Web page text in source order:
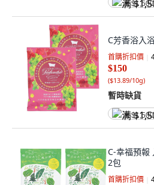
满
C芳香浴入
首購折扣價
$150
($13.89/10g)
暫時缺貨
满
C-幸福預報
2包
首購折扣價